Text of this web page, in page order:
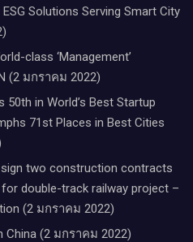
Solutions Serving Smart City
class ‘Management’
(2 มกราคม 2022)
50th in World’s Best Startup
71st Places in Best Cities
sign two construction contracts
double-track railway project –
(2 มกราคม 2022)
China (2 มกราคม 2022)